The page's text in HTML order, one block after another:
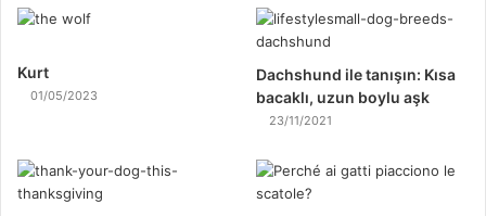
Kurt
01/05/2023
Dachshund ile tanışın: Kısa
bacaklı, uzun boylu aşk
23/11/2021